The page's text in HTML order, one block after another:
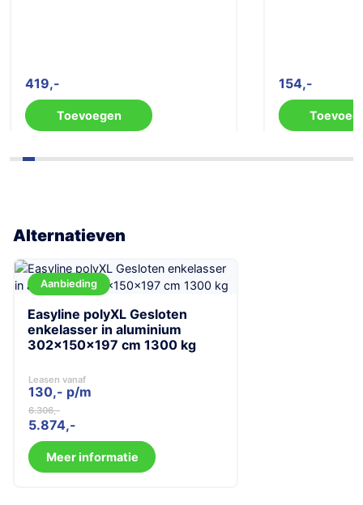
419
Toevoegen
154
Alternatieven
Aanbieding
Easyline polyXL Gesloten
enkelasser in aluminium
302x150x197 cm 1300 kg
Leasen vanaf
130,- p/m
6.306
Oorspronkelijke
prijs
was:
6.306.
5.874
Huidige
prijs
is:
5.874.
Meer informatie